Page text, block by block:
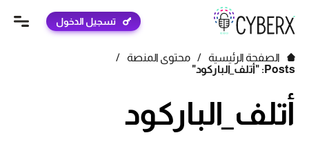
تسجيل الدخول
الصفحة الرئيسية / محتوى المنصة
/
Posts: "أتلف_الباركود"
أتلف_الباركود